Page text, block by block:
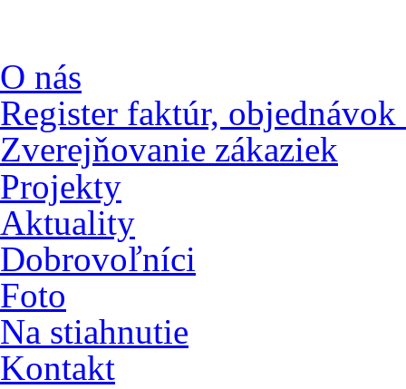
O nás
Register faktúr,
Zverejňovanie zákaziek
Projekty
Aktuality
Dobrovoľníci
Foto
Na stiahnutie
Kontakt